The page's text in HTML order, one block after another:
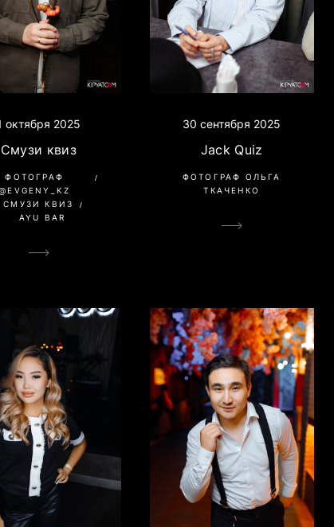
октября 2025
Смузи квиз
ФОТОГРАФ
СМУЗИ КВИЗ
AYU BAR
30 сентября 2025
Jack Quiz
ФОТОГРАФ ОЛЬГА
ТКАЧЕНКО